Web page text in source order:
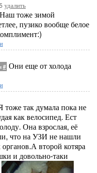
удалить
тоже зимой
пузико вообще белое
# Они еще от холода
тоже так думала пока не
как велосипед. Ест
Она взрослая, её
что на УЗИ не нашли
второй котяра
и довольно-таки